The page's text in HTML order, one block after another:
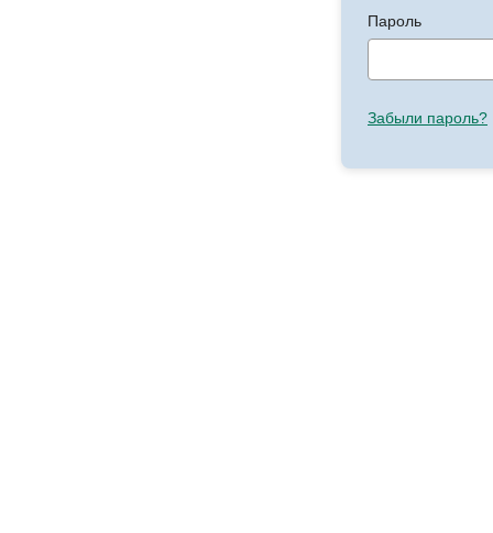
Пароль
Забыли пароль?